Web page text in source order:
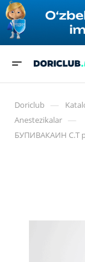
Doriclub —
Anestezikalar —
БУПИВАКАИН С.Т